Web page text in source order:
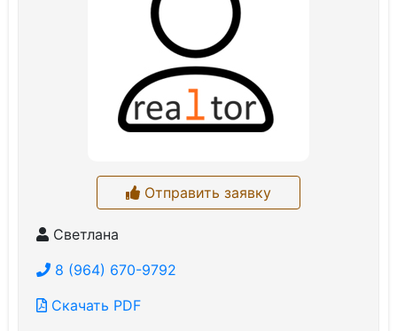
Отправить заявку
Светлана
8 (964) 670-9792
Скачать PDF